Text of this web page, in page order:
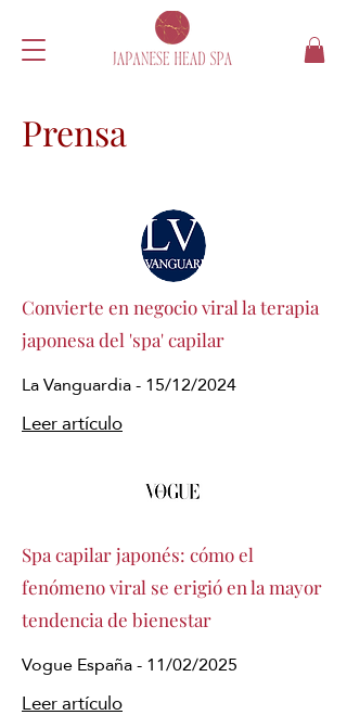
Prensa
Convierte en negocio viral la terapia
japonesa del 'spa' capilar
La Vanguardia - 15/12/2024
Leer artículo
Spa capilar japonés: cómo el
fenómeno viral se erigió en la mayor
tendencia de bienestar
Vogue España - 11/02/2025
Leer artículo